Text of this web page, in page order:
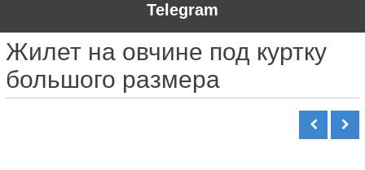
Telegram
Жилет на овчине под куртку
большого размера